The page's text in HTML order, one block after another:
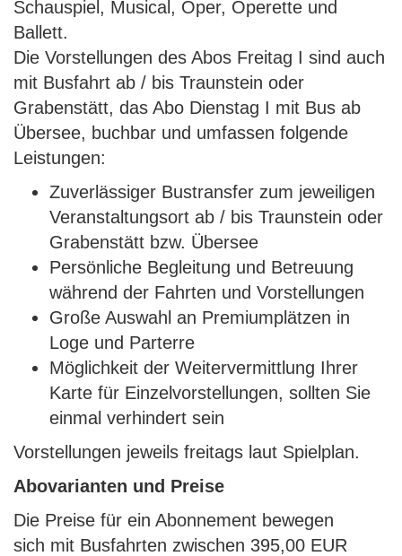
Schauspiel, Musical, Oper, Operette und
Ballett.
Die Vorstellungen des Abos Freitag I sind auch
mit Busfahrt ab / bis Traunstein oder
Grabenstätt, das Abo Dienstag I mit Bus ab
Übersee, buchbar und umfassen folgende
Leistungen:
Zuverlässiger Bustransfer zum jeweiligen
Veranstaltungsort ab / bis Traunstein oder
Grabenstätt bzw. Übersee
Persönliche Begleitung und Betreuung
während der Fahrten und Vorstellungen
Große Auswahl an Premiumplätzen in
Loge und Parterre
Möglichkeit der Weitervermittlung Ihrer
Karte für Einzelvorstellungen, sollten Sie
einmal verhindert sein
Vorstellungen jeweils freitags laut Spielplan.
Abovarianten und Preise
Die Preise für ein Abonnement bewegen
sich mit Busfahrten zwischen 395,00 EUR